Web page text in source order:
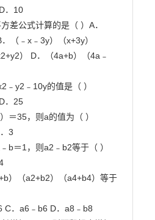
．10
差公式计算的是（ ）A．
（﹣x﹣3y）（x+3y）
） D．（4a+b）（4a﹣
的值是（ ）
．25
＝35，则a的值为（ ）
3
＝1，则a2﹣b2等于（ ）
）（a2+b2）（a4+b4）等于
C．a6﹣b6 D．a8﹣b8